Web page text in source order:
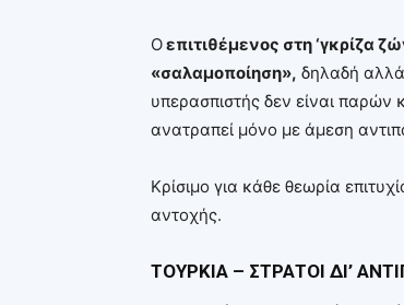
Οεπιτιθέμενος στη ‘γκρίζα
«σαλαμοποίηση», δηλαδή
υπερασπιστής δεν είναι παρών
ανατραπεί μόνο με άμεση
Κρίσιμο για κάθε θεωρία
αντοχής.
ΤΟΥΡΚΙΑ – ΣΤΡΑΤΟΙ ΔΙ’